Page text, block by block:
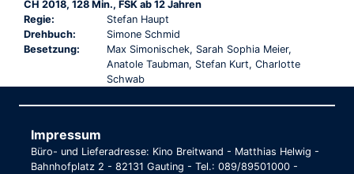
CH 2018, 128 Min., FSK ab 12 Jahren
Regie:
Stefan Haupt
Drehbuch:
Simone Schmid
Besetzung:
Max Simonischek, Sarah Sophia Meier,
Anatole Taubman, Stefan Kurt, Charlotte
Schwab
Impressum
Büro- und Lieferadresse: Kino Breitwand - Matthias Helwig -
Bahnhofplatz 2 - 82131 Gauting - Tel.: 089/89501000 -